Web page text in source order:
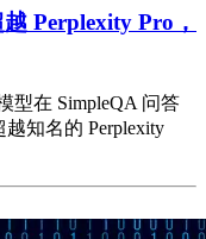
Perplexity Pro，
型在 SimpleQA 问答
知名的 Perplexity